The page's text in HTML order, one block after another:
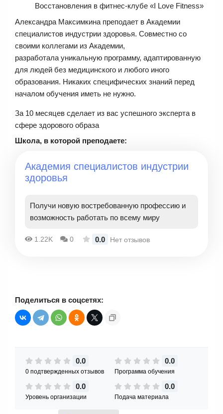
Восстановления в фитнес-клубе «I Love Fitness»
Александра Максимкина преподает в Академии
специалистов индустрии здоровья. Совместно со
своими коллегами из Академии,
разработала уникальную программу, адаптированную
для людей без медицинского и любого иного
образования. Никаких специфических знаний перед
началом обучения иметь не нужно.
За 10 месяцев сделает из вас успешного эксперта в
сфере здорового образа
Школа, в которой преподаете:
Академия специалистов индустрии
здоровья
Получи новую востребованную профессию и
возможность работать по всему миру
1.22K 0 0.0 Нет отзывов
Поделиться в соцсетях:
0.0
0 подтвержденных отзывов
0.0
Программа обучения
0.0
Уровень организации
0.0
Подача материала